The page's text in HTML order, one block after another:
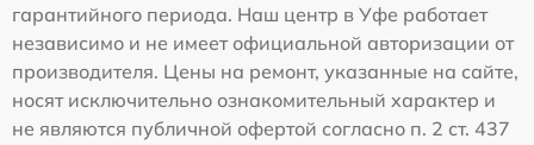
гарантийного периода. Наш центр в Уфе работает
независимо и не имеет официальной авторизации от
производителя. Цены на ремонт, указанные на сайте,
носят исключительно ознакомительный характер и
не являются публичной офертой согласно п. 2 ст. 437